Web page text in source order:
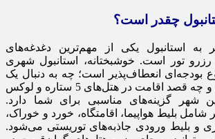
چقدر است؟
به استانبول یکی از مهم‌ترین دغدغه‌های
تور است. خوشبختانه، استانبول شهری
بودجه‌ای انعطاف‌پذیر است؛ چه به دنبال یک
سفر اقتصادی باشید و چه قصد اقامت در هتل‌های 5 ستاره و لوکس
شهر گزینه‌های مناسبی برای شما دارد.
بلیط هواپیما، اقامتگاه، خورد و خوراک،
و بلیط ورودی جاذبه‌های توریستی می‌شود.